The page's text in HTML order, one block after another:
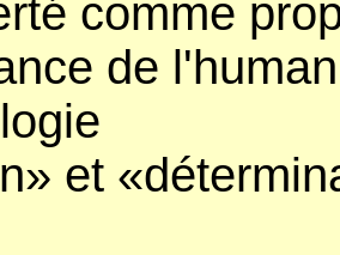
comme
de
et